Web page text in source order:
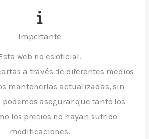
Importante
web no es oficial.
a través de diferentes medios
mantenerlas actualizadas, sin
podemos asegurar que tanto los
los precios no hayan sufrido
modificaciones.